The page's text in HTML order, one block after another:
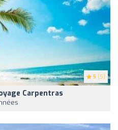
5 (5)
Carpentras